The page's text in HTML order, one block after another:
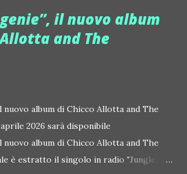
il nuovo album
and The
nuovo album di Chicco Allotta and The
2026 sarà disponibile
nuovo album di Chicco Allotta and The
è estratto il singolo in radio "Jungle